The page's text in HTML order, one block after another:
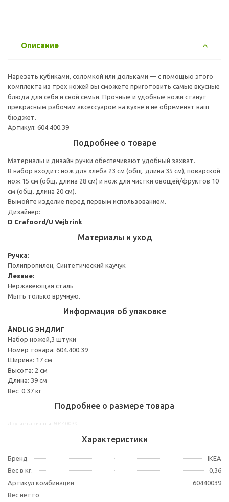
Описание
Нарезать кубиками, соломкой или дольками — с помощью этого
комплекта из трех ножей вы сможете приготовить самые вкусные
блюда для себя и свой семьи. Прочные и удобные ножи станут
прекрасным рабочим аксессуаром на кухне и не обременят ваш
бюджет.
Артикул: 604.400.39
Подробнее о товаре
Материалы и дизайн ручки обеспечивают удобный захват.
В набор входит: нож для хлеба 23 см (общ. длина 35 см), поварской
нож 15 см (общ. длина 28 см) и нож для чистки овощей/фруктов 10
см (общ. длина 20 см).
Вымойте изделие перед первым использованием.
Дизайнер:
D Crafoord/U Vejbrink
Материалы и уход
Ручка:
Полипропилен, Синтетический каучук
Лезвие:
Нержавеющая сталь
Мыть только вручную.
Информация об упаковке
ÄNDLIG ЭНДЛИГ
Набор ножей,3 штуки
Номер товара: 604.400.39
Ширина: 17 см
Высота: 2 см
Длина: 39 см
Вес: 0.37 кг
Подробнее о размере товара
Характеристики
Бренд
IKEA
Вес в кг.
0,36
Артикул комбинации
60440039
Вес нетто